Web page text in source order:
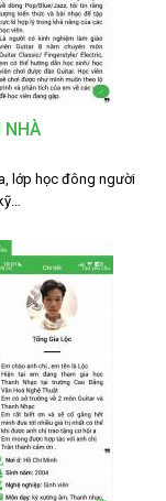
NHÀ
lớp học đông người